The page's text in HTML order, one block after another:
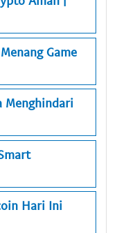
Game
Menghindari
Hari Ini